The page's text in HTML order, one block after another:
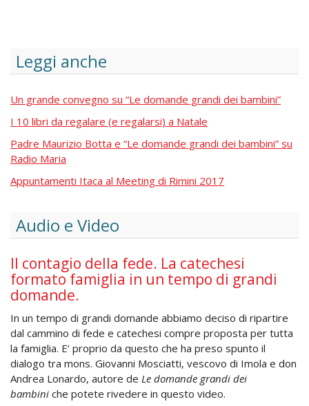
Leggi anche
Un grande convegno su “Le domande grandi dei bambini”
I 10 libri da regalare (e regalarsi) a Natale
Padre Maurizio Botta e “Le domande grandi dei bambini” su
Radio Maria
Appuntamenti Itaca al Meeting di Rimini 2017
Audio e Video
Il contagio della fede. La catechesi
formato famiglia in un tempo di grandi
domande.
In un tempo di grandi domande abbiamo deciso di ripartire
dal cammino di fede e catechesi compre proposta per tutta
la famiglia. E’ proprio da questo che ha preso spunto il
dialogo tra mons. Giovanni Mosciatti, vescovo di Imola e don
Andrea Lonardo, autore de Le domande grandi dei
bambini che potete rivedere in questo video.